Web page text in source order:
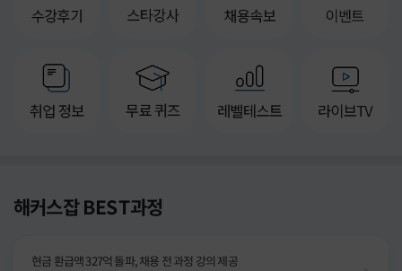
해커스잡 BEST과정
현금 환급액 327억 돌파, 채용 전 과정 강의 제공